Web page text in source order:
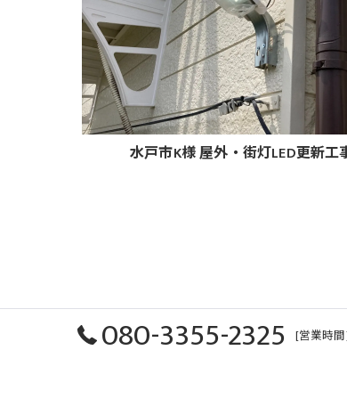
水戸市K様 屋外・街灯LED更新工
080-3355-2325 [営業時